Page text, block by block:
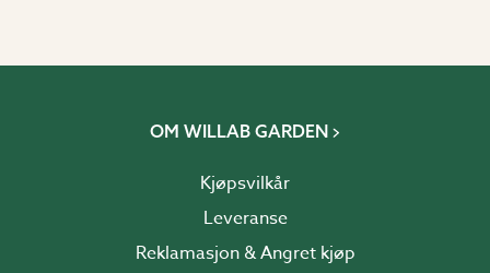
OM WILLAB GARDEN
Kjøpsvilkår
Leveranse
Reklamasjon & Angret kjøp